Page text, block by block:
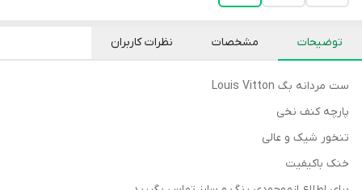
توضیحات مشخصات نظرات کاربران
ست مردانه بگ Louis Vitton
پارچه کنف نخی
تنخور شیک و عالی
خنک باکیفیت